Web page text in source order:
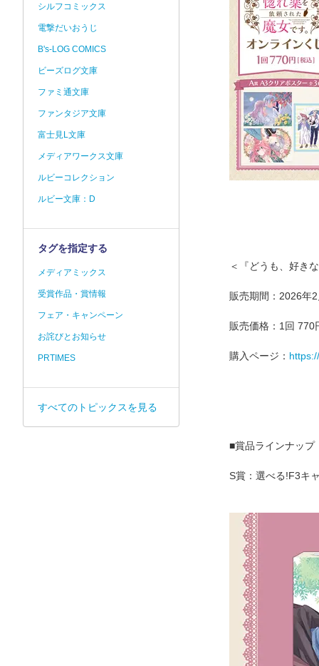
＜『どうも、好き
販売期間：2026年
販売価格：1回
購入ページ：
■賞品ラインナップ
S賞：選べる!F3キ
シルフコミックス
電撃だいおうじ
B's-LOG COMICS
ビーズログ文庫
ファミ通文庫
ファンタジア文庫
富士見L文庫
メディアワークス文庫
ルビーコレクション
ルビー文庫：D
タグを指定する
メディアミックス
受賞作品・賞情報
フェア・キャンペーン
お詫びとお知らせ
PRTIMES
すべてのトピックスを見る